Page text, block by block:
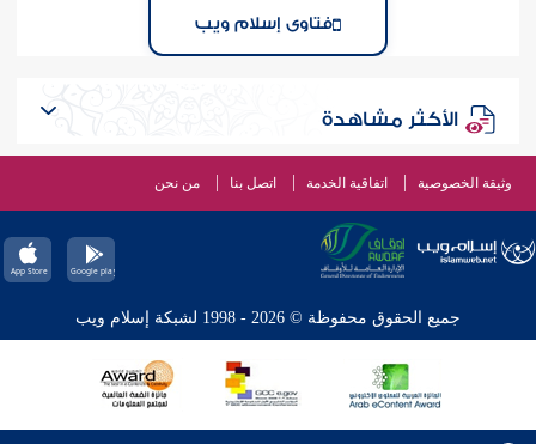
فتاوى إسلام ويب
الأكثر مشاهدة
وثيقة الخصوصية اتفاقية الخدمة اتصل بنا من نحن
جميع الحقوق محفوظة © 2026 - 1998 لشبكة إسلام ويب